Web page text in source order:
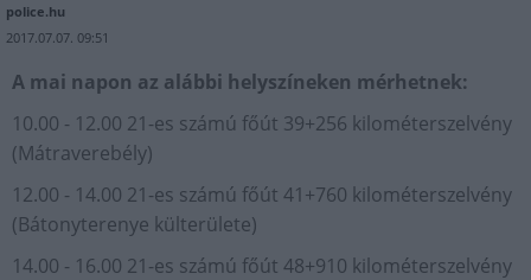
police.hu
2017.07.07. 09:51
A mai napon az alábbi helyszíneken mérhetnek:
10.00 - 12.00 21-es számú főút 39+256 kilométerszelvény
(Mátraverebély)
12.00 - 14.00 21-es számú főút 41+760 kilométerszelvény
(Bátonyterenye külterülete)
14.00 - 16.00 21-es számú főút 48+910 kilométerszelvény